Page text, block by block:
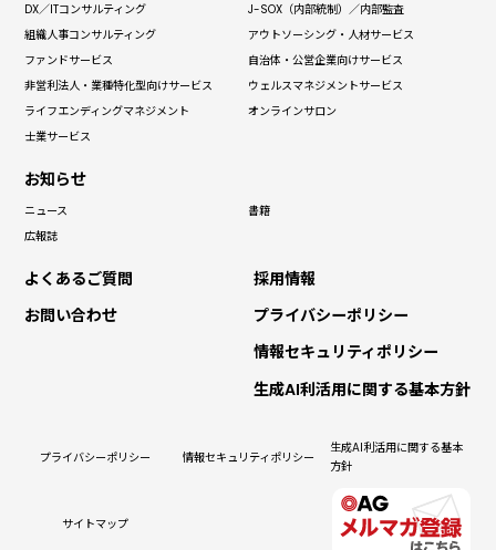
DX／ITコンサルティング J-SOX（内部統制） ／内部監査
組織人事コンサルティング アウトソーシング・人材サービス
ファンドサービス
自治体・ 公営企業向けサービス
非営利法人・業種特化型向けサービス ウェルスマネジメントサービス
ライフエンディングマネジメント
オンラインサロン
士業サービス
お知らせ
ニュース
書籍
広報誌
よくあるご質問
お問い合わせ
採用情報
プライバシーポリシー
情報セキュリティポリシー
生成AI利活用に関する基本方針
プライバシーポリシー 情報セキュリティポリシー
生成AI利活用に関する基本
方針
サイトマップ